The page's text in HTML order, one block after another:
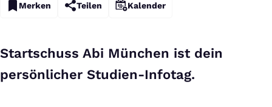
Merken Teilen Kalender
Startschuss Abi München ist dein
persönlicher Studien-Infotag.